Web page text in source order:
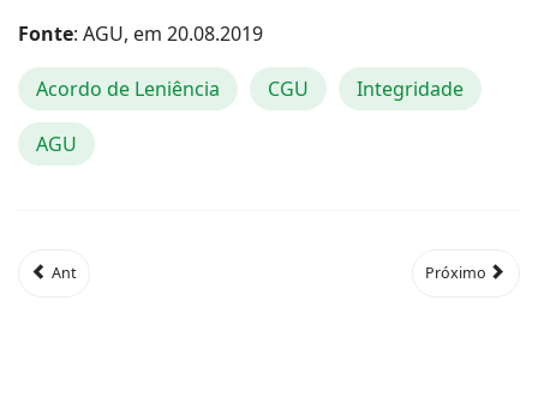
Fonte: AGU, em 20.08.2019
Acordo de Leniência CGU Integridade
AGU
Ant Próximo